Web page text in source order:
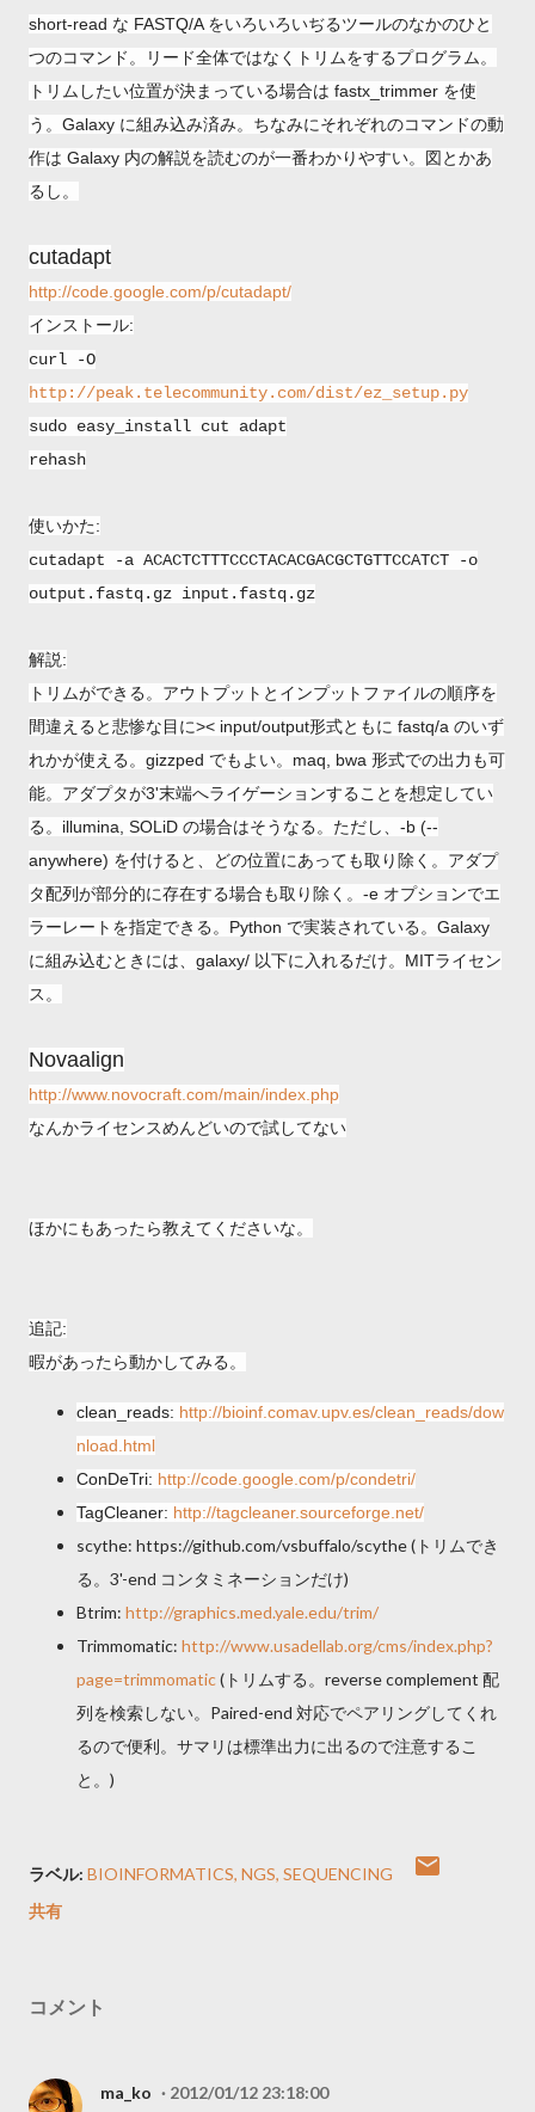
short-read な FASTQ/A をいろいろいぢるツールのなかのひと
つのコマンド。リード全体ではなくトリムをするプログラム。
トリムしたい位置が決まっている場合は fastx_trimmer を使
う。Galaxy に組み込み済み。ちなみにそれぞれのコマンドの動
作は Galaxy 内の解説を読むのが一番わかりやすい。図とかあ
るし。
cutadapt
http://code.google.com/p/cutadapt/
インストール:
curl -O
http://peak.telecommunity.com/dist/ez_setup.py
sudo easy_install cut adapt
rehash
使いかた:
cutadapt -a ACACTCTTTCCCTACACGACGCTGTTCCATCT -o
output.fastq.gz input.fastq.gz
解説:
トリムができる。アウトプットとインプットファイルの順序を
間違えると悲惨な目に>< input/output形式ともに fastq/a のいず
れかが使える。gizzped でもよい。maq, bwa 形式での出力も可
能。アダプタが3'末端へライゲーションすることを想定してい
る。illumina, SOLiD の場合はそうなる。ただし、-b (--
anywhere) を付けると、どの位置にあっても取り除く。アダプ
タ配列が部分的に存在する場合も取り除く。-e オプションでエ
ラーレートを指定できる。Python で実装されている。Galaxy
に組み込むときには、galaxy/ 以下に入れるだけ。MITライセン
ス。
Novaalign
http://www.novocraft.com/main/index.php
なんかライセンスめんどいので試してない
ほかにもあったら教えてくださいな。
追記:
暇があったら動かしてみる。
clean_reads: http://bioinf.comav.upv.es/clean_reads/dow
nload.html
ConDeTri: http://code.google.com/p/condetri/
TagCleaner: http://tagcleaner.sourceforge.net/
scythe: https://github.com/vsbuffalo/scythe (トリムでき
る。3'-end コンタミネーションだけ)
Btrim: http://graphics.med.yale.edu/trim/
Trimmomatic: http://www.usadellab.org/cms/index.php?
page=trimmomatic(トリムする。reverse complement 配
列を検索しない。Paired-end 対応でペアリングしてくれ
るので便利。サマリは標準出力に出るので注意するこ
と。)
ラベル: BIOINFORMATICS NGS SEQUENCING
共有
コメント
ma_ko 2012/01/12 23:18:00